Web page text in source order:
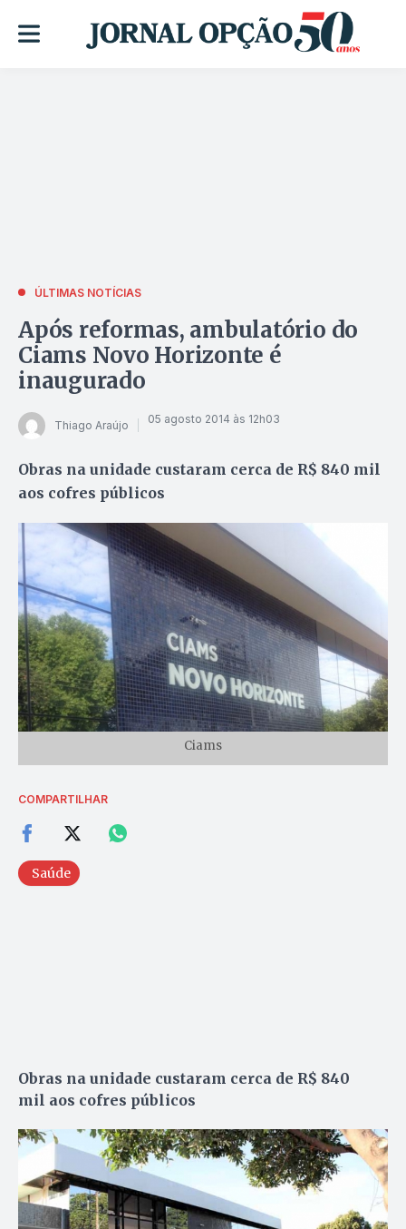
ÚLTIMAS NOTÍCIAS
Após reformas, ambulatório do
Ciams Novo Horizonte é
inaugurado
Thiago Araújo 05 agosto 2014 às 12h03
Obras na unidade custaram cerca de R$ 840 mil
aos cofres públicos
Ciams
COMPARTILHAR
Saúde
Obras na unidade custaram cerca de R$ 840
mil aos cofres públicos